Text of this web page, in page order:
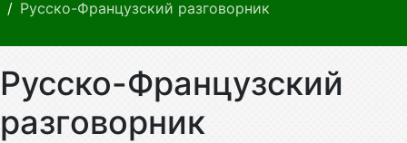
Русско-Французский разговорник
Русско-Французский
разговорник